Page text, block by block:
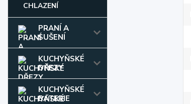
CHLAZENÍ
PRANÍ A
SUŠENÍ
KUCHYŇSKÉ
DŘEZY
KUCHYŇSKÉ
BATERIE